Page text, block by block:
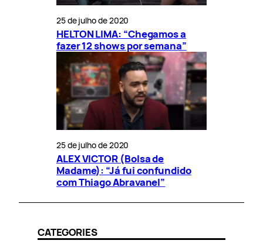
25 de julho de 2020
HELTON LIMA: “Chegamos a
fazer 12 shows por semana”
25 de julho de 2020
ALEX VICTOR (Bolsa de
Madame): “Já fui confundido
com Thiago Abravanel”
CATEGORIES